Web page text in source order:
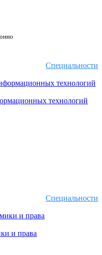
Специальности
технологий
Специальности
и права